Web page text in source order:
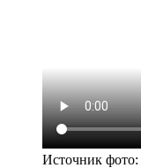
Источник фото: